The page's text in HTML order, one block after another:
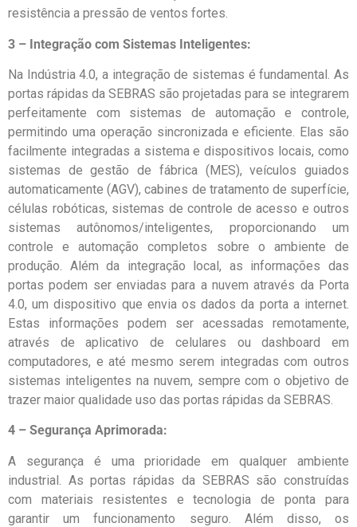
resistência a pressão de ventos fortes.
3 – Integração com Sistemas Inteligentes:
Na Indústria 4.0, a integração de sistemas é fundamental. As
portas rápidas da SEBRAS são projetadas para se integrarem
perfeitamente com sistemas de automação e controle,
permitindo uma operação sincronizada e eficiente. Elas são
facilmente integradas a sistema e dispositivos locais, como
sistemas de gestão de fábrica (MES), veículos guiados
automaticamente (AGV), cabines de tratamento de superfície,
células robóticas, sistemas de controle de acesso e outros
sistemas autônomos/inteligentes, proporcionando um
controle e automação completos sobre o ambiente de
produção. Além da integração local, as informações das
portas podem ser enviadas para a nuvem através da Porta
4.0, um dispositivo que envia os dados da porta a internet.
Estas informações podem ser acessadas remotamente,
através de aplicativo de celulares ou dashboard em
computadores, e até mesmo serem integradas com outros
sistemas inteligentes na nuvem, sempre com o objetivo de
trazer maior qualidade uso das portas rápidas da SEBRAS.
4 – Segurança Aprimorada:
A segurança é uma prioridade em qualquer ambiente
industrial. As portas rápidas da SEBRAS são construídas
com materiais resistentes e tecnologia de ponta para
garantir um funcionamento seguro. Além disso, os